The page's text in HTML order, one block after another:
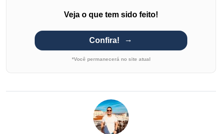
Veja o que tem sido feito!
Confira!
*Você permanecerá no site atual